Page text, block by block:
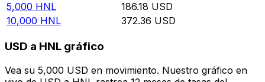
5,000 HNL 186.18 USD
10,000 HNL 372.36 USD
USD a HNL gráfico
Vea su 5,000 USD en movimiento. Nuestro gráfico en